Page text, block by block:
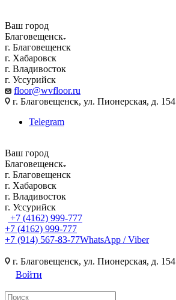
Ваш город
Благовещенск
г. Благовещенск
г. Хабаровск
г. Владивосток
г. Уссурийск
floor@wvfloor.ru
г. Благовещенск, ул. Пионерская, д. 154
Telegram
Ваш город
Благовещенск
г. Благовещенск
г. Хабаровск
г. Владивосток
г. Уссурийск
+7 (4162) 999-777
+7 (4162) 999-777
+7 (914) 567-83-77WhatsApp / Viber
г. Благовещенск, ул. Пионерская, д. 154
Войти